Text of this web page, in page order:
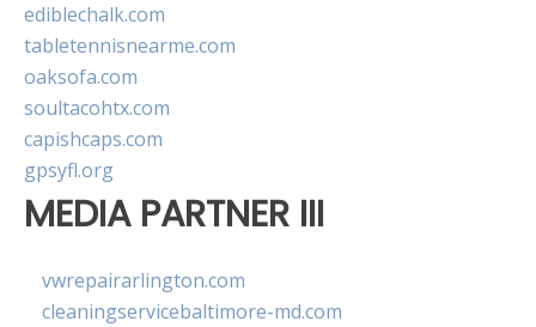
ediblechalk.com
tabletennisnearme.com
oaksofa.com
soultacohtx.com
capishcaps.com
gpsyfl.org
MEDIA PARTNER III
vwrepairarlington.com
cleaningservicebaltimore-md.com